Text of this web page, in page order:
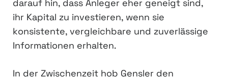
darauf hin, dass Anleger eher geneigt sind,
ihr Kapital zu investieren, wenn sie
konsistente, vergleichbare und zuverlässige
Informationen erhalten.
In der Zwischenzeit hob Gensler den